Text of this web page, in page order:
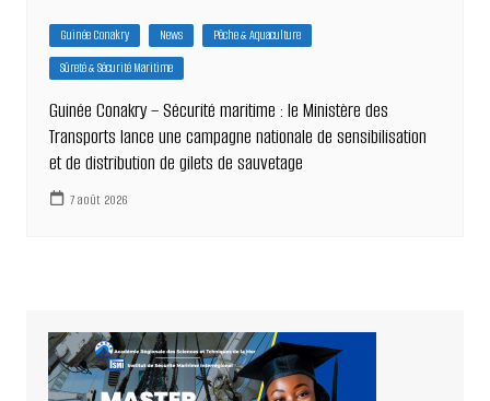
Guinée Conakry News
Pêche & Aquaculture
Sûreté & Sécurité Maritime
Guinée Conakry – Sécurité maritime : le Ministère des
Transports lance une campagne nationale de sensibilisation
et de distribution de gilets de sauvetage
7 août 2026